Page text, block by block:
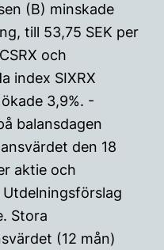
(B) minskade
till 53,75 SEK per
och
index SIXRX
3,9%. -
balansdagen
den 18
aktie och
Stora
(12 mån)